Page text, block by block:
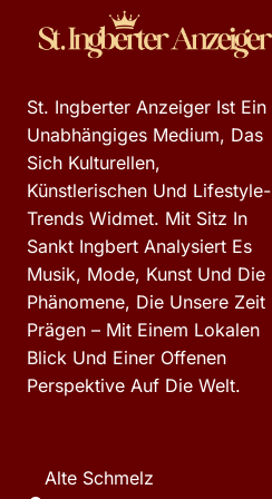
St. Ingberter Anzeiger Ist Ein
Unabhängiges Medium, Das
Sich Kulturellen,
Künstlerischen Und Lifestyle-
Trends Widmet. Mit Sitz In
Sankt Ingbert Analysiert Es
Musik, Mode, Kunst Und Die
Phänomene, Die Unsere Zeit
Prägen – Mit Einem Lokalen
Blick Und Einer Offenen
Perspektive Auf Die Welt.
Alte Schmelz